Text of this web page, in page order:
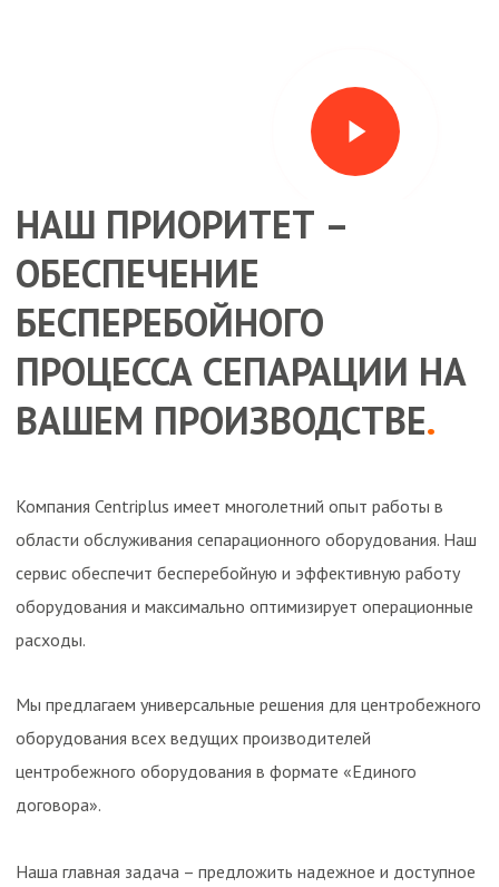
Play
Video
НАШ ПРИОРИТЕТ –
ОБЕСПЕЧЕНИЕ
БЕСПЕРЕБОЙНОГО
ПРОЦЕССА СЕПАРАЦИИ НА
ВАШЕМ ПРОИЗВОДСТВЕ.
Компания Centriplus имеет многолетний опыт работы в
области обслуживания сепарационного оборудования. Наш
сервис обеспечит бесперебойную и эффективную работу
оборудования и максимально оптимизирует операционные
расходы.
Мы предлагаем универсальные решения для центробежного
оборудования всех ведущих производителей
центробежного оборудования в формате «Единого
договора».
Наша главная задача – предложить надежное и доступное